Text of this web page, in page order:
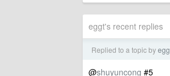
eggt's recent replies
Replied to a topic by
@shuyuncong #5